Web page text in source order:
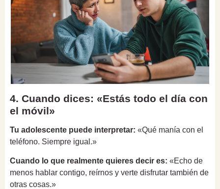
4. Cuando dices: «Estás todo el día con
el móvil»
Tu adolescente puede interpretar: «Qué manía con el
teléfono. Siempre igual.»
Cuando lo que realmente quieres decir es: «Echo de
menos hablar contigo, reírnos y verte disfrutar también de
otras cosas.»